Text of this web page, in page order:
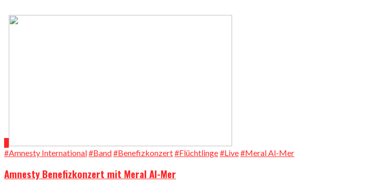
#Amnesty International#Band#Benefizkonzert#Flüchtlinge#Live#Meral Al-Mer
Amnesty Benefizkonzert mit Meral Al-Mer